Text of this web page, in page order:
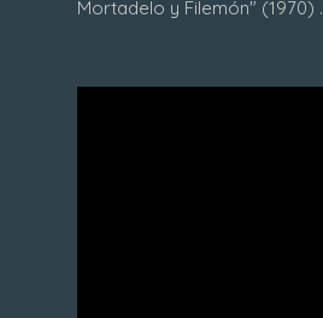
Mortadelo y Filemón" (1970) .